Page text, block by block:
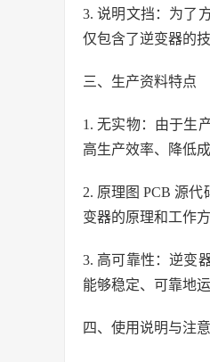
3. 说明文挡：为了
仅包含了逆变器的
三、生产资料特点
1. 无实物：由于生
高生产效率、降低
2. 原理图 PCB 源
变器的原理和工作
3. 高可靠性：逆变
能够稳定、可靠地
四、使用说明与注